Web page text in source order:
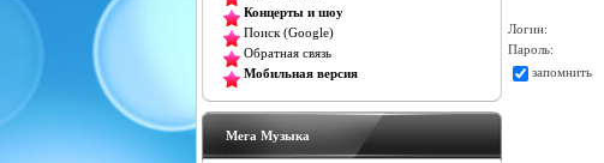
Концерты и шоу
Поиск (Google)
Обратная связь
Мобильная версия
Мега Музыка
Логин:
Пароль:
запомнить